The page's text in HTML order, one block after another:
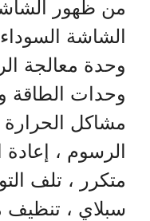
من ظهور
الشاشة
وحدة معالجة
وحدات الطاقة و
مشاكل الحرارة
الرسوم ،
متكرر ، تلف
سبلاي ، تنظيف